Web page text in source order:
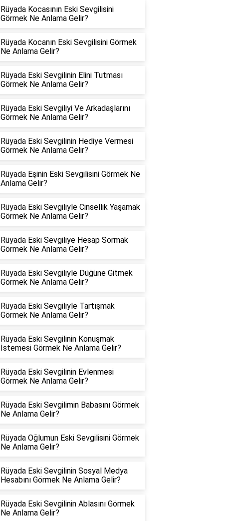
Rüyada Kocasının Eski Sevgilisini
Görmek Ne Anlama Gelir?
Rüyada Kocanın Eski Sevgilisini Görmek
Ne Anlama Gelir?
Rüyada Eski Sevgilinin Elini Tutması
Görmek Ne Anlama Gelir?
Rüyada Eski Sevgiliyi Ve Arkadaşlarını
Görmek Ne Anlama Gelir?
Rüyada Eski Sevgilinin Hediye Vermesi
Görmek Ne Anlama Gelir?
Rüyada Eşinin Eski Sevgilisini Görmek Ne
Anlama Gelir?
Rüyada Eski Sevgiliyle Cinsellik Yaşamak
Görmek Ne Anlama Gelir?
Rüyada Eski Sevgiliye Hesap Sormak
Görmek Ne Anlama Gelir?
Rüyada Eski Sevgiliyle Düğüne Gitmek
Görmek Ne Anlama Gelir?
Rüyada Eski Sevgiliyle Tartışmak
Görmek Ne Anlama Gelir?
Rüyada Eski Sevgilinin Konuşmak
İstemesi Görmek Ne Anlama Gelir?
Rüyada Eski Sevgilinin Evlenmesi
Görmek Ne Anlama Gelir?
Rüyada Eski Sevgilimin Babasını Görmek
Ne Anlama Gelir?
Rüyada Oğlumun Eski Sevgilisini Görmek
Ne Anlama Gelir?
Rüyada Eski Sevgilinin Sosyal Medya
Hesabını Görmek Ne Anlama Gelir?
Rüyada Eski Sevgilinin Ablasını Görmek
Ne Anlama Gelir?